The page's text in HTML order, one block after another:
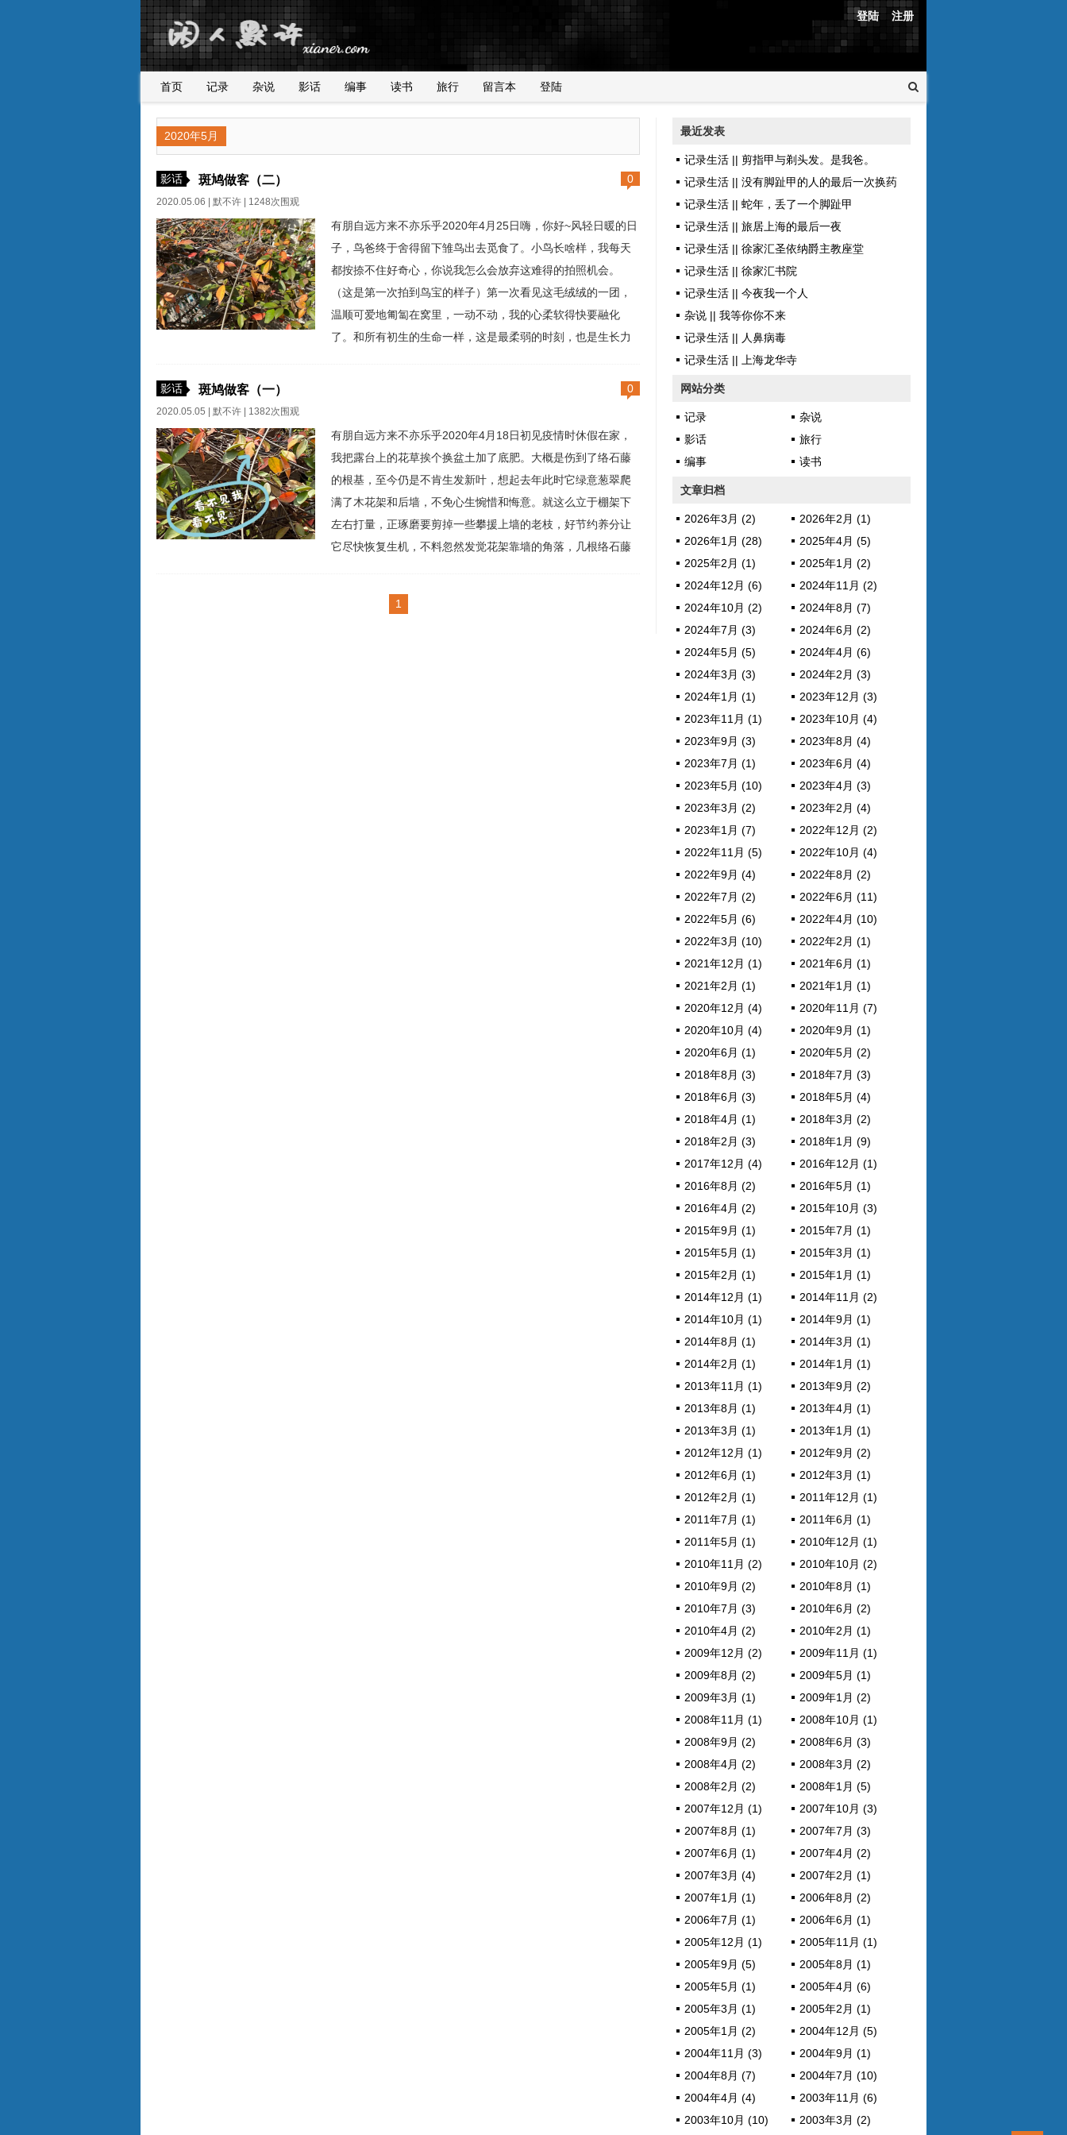
登陆 注册
首页 记录 杂说 影话 编事 读书 旅行 留言本 登陆
2020年5月
影话 0
斑鸠做客（二）
2020.05.06 | 默不许 | 1248次围观
有朋自远方来不亦乐乎2020年4月25日嗨，你好~风轻日暖的日
子，鸟爸终于舍得留下雏鸟出去觅食了。小鸟长啥样，我每天
都按捺不住好奇心，你说我怎么会放弃这难得的拍照机会。
（这是第一次拍到鸟宝的样子）第一次看见这毛绒绒的一团，
温顺可爱地匍匐在窝里，一动不动，我的心柔软得快要融化
了。和所有初生的生命一样，这是最柔弱的时刻，也是生长力
要天气晴朗，鸟爸鸟妈几乎不停地外出觅食，辛勤喂养下小鸟
影话 0
斑鸠做客（一）
2020.05.05 | 默不许 | 1382次围观
有朋自远方来不亦乐乎2020年4月18日初见疫情时休假在家，
我把露台上的花草挨个换盆土加了底肥。大概是伤到了络石藤
的根基，至今仍是不肯生发新叶，想起去年此时它绿意葱翠爬
满了木花架和后墙，不免心生惋惜和悔意。就这么立于棚架下
左右打量，正琢磨要剪掉一些攀援上墙的老枝，好节约养分让
它尽快恢复生机，不料忽然发觉花架靠墙的角落，几根络石藤
单，我当时以为是哪只鸟儿做了半途的鸟巢，又放...
1
最近发表
记录生活 || 剪指甲与剃头发。是我爸。
记录生活 || 没有脚趾甲的人的最后一次换药
记录生活 || 蛇年，丢了一个脚趾甲
记录生活 || 旅居上海的最后一夜
记录生活 || 徐家汇圣依纳爵主教座堂
记录生活 || 徐家汇书院
记录生活 || 今夜我一个人
杂说 || 我等你你不来
记录生活 || 人鼻病毒
记录生活 || 上海龙华寺
网站分类
记录
杂说
影话
旅行
编事
读书
文章归档
2026年3月 (2)
2026年2月 (1)
2026年1月 (28)
2025年4月 (5)
2025年2月 (1)
2025年1月 (2)
2024年12月 (6)
2024年11月 (2)
2024年10月 (2)
2024年8月 (7)
2024年7月 (3)
2024年6月 (2)
2024年5月 (5)
2024年4月 (6)
2024年3月 (3)
2024年2月 (3)
2024年1月 (1)
2023年12月 (3)
2023年11月 (1)
2023年10月 (4)
2023年9月 (3)
2023年8月 (4)
2023年7月 (1)
2023年6月 (4)
2023年5月 (10)
2023年4月 (3)
2023年3月 (2)
2023年2月 (4)
2023年1月 (7)
2022年12月 (2)
2022年11月 (5)
2022年10月 (4)
2022年9月 (4)
2022年8月 (2)
2022年7月 (2)
2022年6月 (11)
2022年5月 (6)
2022年4月 (10)
2022年3月 (10)
2022年2月 (1)
2021年12月 (1)
2021年6月 (1)
2021年2月 (1)
2021年1月 (1)
2020年12月 (4)
2020年11月 (7)
2020年10月 (4)
2020年9月 (1)
2020年6月 (1)
2020年5月 (2)
2018年8月 (3)
2018年7月 (3)
2018年6月 (3)
2018年5月 (4)
2018年4月 (1)
2018年3月 (2)
2018年2月 (3)
2018年1月 (9)
2017年12月 (4)
2016年12月 (1)
2016年8月 (2)
2016年5月 (1)
2016年4月 (2)
2015年10月 (3)
2015年9月 (1)
2015年7月 (1)
2015年5月 (1)
2015年3月 (1)
2015年2月 (1)
2015年1月 (1)
2014年12月 (1)
2014年11月 (2)
2014年10月 (1)
2014年9月 (1)
2014年8月 (1)
2014年3月 (1)
2014年2月 (1)
2014年1月 (1)
2013年11月 (1)
2013年9月 (2)
2013年8月 (1)
2013年4月 (1)
2013年3月 (1)
2013年1月 (1)
2012年12月 (1)
2012年9月 (2)
2012年6月 (1)
2012年3月 (1)
2012年2月 (1)
2011年12月 (1)
2011年7月 (1)
2011年6月 (1)
2011年5月 (1)
2010年12月 (1)
2010年11月 (2)
2010年10月 (2)
2010年9月 (2)
2010年8月 (1)
2010年7月 (3)
2010年6月 (2)
2010年4月 (2)
2010年2月 (1)
2009年12月 (2)
2009年11月 (1)
2009年8月 (2)
2009年5月 (1)
2009年3月 (1)
2009年1月 (2)
2008年11月 (1)
2008年10月 (1)
2008年9月 (2)
2008年6月 (3)
2008年4月 (2)
2008年3月 (2)
2008年2月 (2)
2008年1月 (5)
2007年12月 (1)
2007年10月 (3)
2007年8月 (1)
2007年7月 (3)
2007年6月 (1)
2007年4月 (2)
2007年3月 (4)
2007年2月 (1)
2007年1月 (1)
2006年8月 (2)
2006年7月 (1)
2006年6月 (1)
2005年12月 (1)
2005年11月 (1)
2005年9月 (5)
2005年8月 (1)
2005年5月 (1)
2005年4月 (6)
2005年3月 (1)
2005年2月 (1)
2005年1月 (2)
2004年12月 (5)
2004年11月 (3)
2004年9月 (1)
2004年8月 (7)
2004年7月 (10)
2004年4月 (4)
2003年11月 (6)
2003年10月 (10)
2003年3月 (2)